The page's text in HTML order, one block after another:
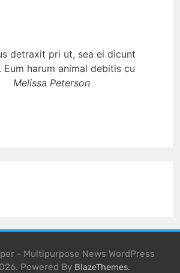
detraxit pri ut, sea ei dicunt
Eum harum animal debitis cu
Melissa Peterson
- Multipurpose News WordPress
Powered By BlazeThemes.